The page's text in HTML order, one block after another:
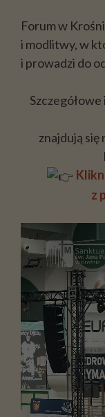
Forum w
i modlitwy, w
i prowadzi do
znajdują się
z